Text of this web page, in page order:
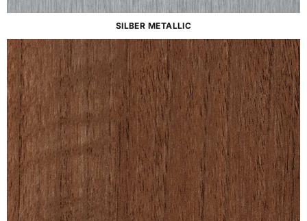
SILBER METALLIC